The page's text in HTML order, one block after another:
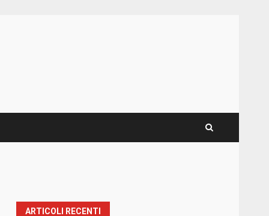
ARTICOLI RECENTI